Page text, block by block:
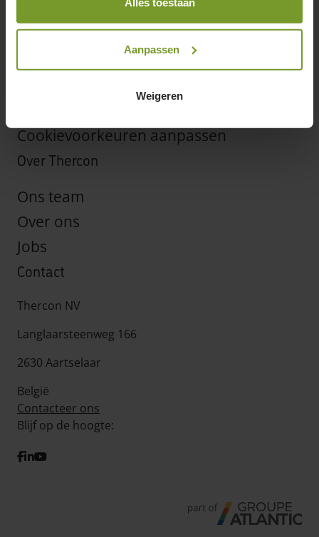
Aanpassen
Weigeren
Onderhoud of herstelling aanvragen
Garantievoorwaarden
Cookievoorkeuren aanpassen
Over Thercon
Ons team
Over ons
Jobs
Contact
Thercon NV
Langlaarsteenweg 166
2630 Aartselaar
België
Contacteer ons
Blijf op de hoogte:
facebook
linkedIn